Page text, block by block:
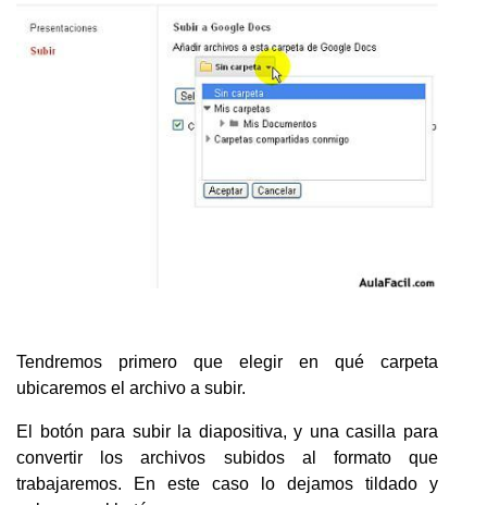
Tendremos primero que elegir en qué carpeta
ubicaremos el archivo a subir.
El botón para subir la diapositiva, y una casilla para
convertir los archivos subidos al formato que
trabajaremos. En este caso lo dejamos tildado y